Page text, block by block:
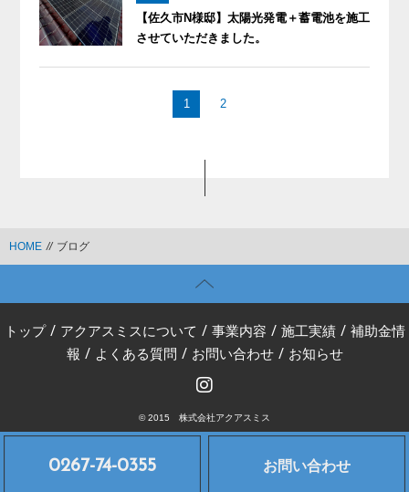
0267-74-0355 お問い合わせ
【佐久市N様邸】太陽光発電＋蓄電池を施工
させていただきました。
1 2
HOME // ブログ
トップ/ アクアスミスについて / 事業内容 / 施工実績/ 補助金情
報 / よくある質問 / お問い合わせ/ お知らせ
© 2015 株式会社アクアスミス